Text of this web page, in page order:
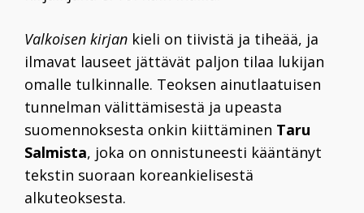
Valkoisen kirjan kieli on tiivistä ja tiheää, ja
ilmavat lauseet jättävät paljon tilaa lukijan
omalle tulkinnalle. Teoksen ainutlaatuisen
tunnelman välittämisestä ja upeasta
suomennoksesta onkin kiittäminen Taru
Salmista, joka on onnistuneesti kääntänyt
tekstin suoraan koreankielisestä
alkuteoksesta.